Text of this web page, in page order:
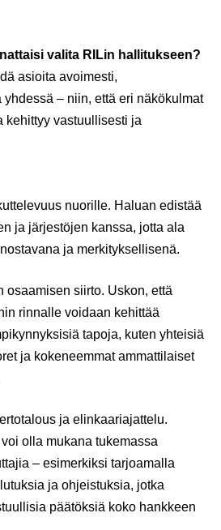
valita RILin hallitukseen?
asioita avoimesti,
– niin, että eri näkökulmat
kehittyy vastuullisesti ja
nuorille. Haluan edistää
ja järjestöjen kanssa, jotta ala
ja merkityksellisenä.
osaamisen siirto. Uskon, että
rinnalle voidaan kehittää
tapoja, kuten yhteisiä
ja kokeneemmat ammattilaiset
ja elinkaariajattelu.
olla mukana tukemassa
– esimerkiksi tarjoamalla
ja ohjeistuksia, jotka
päätöksiä koko hankkeen